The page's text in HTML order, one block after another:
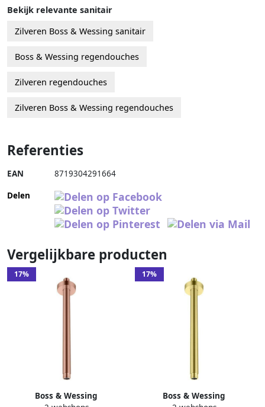
Bekijk relevante sanitair
Zilveren Boss & Wessing sanitair
Boss & Wessing regendouches
Zilveren regendouches
Zilveren Boss & Wessing regendouches
Referenties
EAN 8719304291664
Delen
Vergelijkbare producten
17%
Boss & Wessing
17%
Boss & Wessing